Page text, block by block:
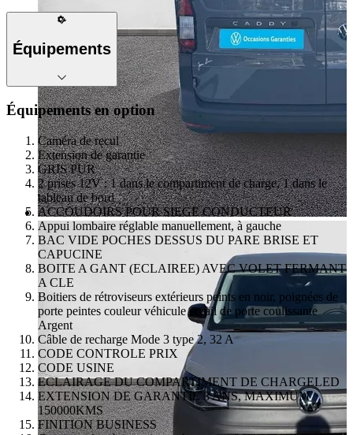
Équipements
Équipements en option
Caméra de recul
Extension de garantie
GRIS PUR
2 prises 12V : 1 dans le compartiment de charge, 1 dans le
tableau de bord
ACCOUDOIRS POUR SIEGE CONDUCTEUR
Appui lombaire réglable manuellement, à gauche
BAC VIDE POCHES DESSUS DU PARE BRISE ET
CAPUCINE
BOITE A GANT (ECLAIREE) AVEC VOLET FERMANT
A CLE
Boitiers de rétroviseurs extérieurs peints en noir, poignées de
porte peintes couleur véhicule et rail de porte coulissante
Argent
Câble de recharge Mode 3 type 2, 32 A
CODE CONTROLE PRIX
CODE USINE
ECLAIRAGE DU COMPARTIMENT DE CHARGELED
EXTENSION DE GARANTIE 3 ANS, MAXIMUM
150000KMS
FINITION BUSINESS